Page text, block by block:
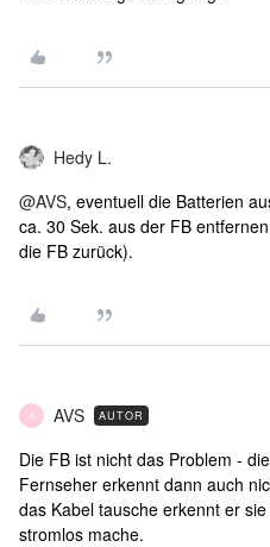
Hedy L.
@AVS, eventuell die Batterien
ca. 30 Sek. aus der FB
die FB zurück).
A AVS AUTOR
Die FB ist nicht das Problem -
Fernseher erkennt dann auch
das Kabel tausche erkennt er
stromlos mache.